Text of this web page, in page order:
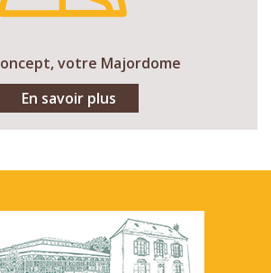
votre Majordome
En savoir plus